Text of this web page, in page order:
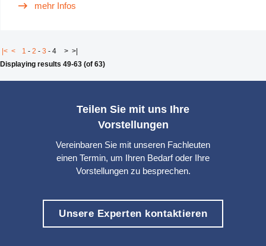
mehr Infos
|< < 1 - 2 - 3 - 4 > >|
Displaying results 49-63 (of 63)
Teilen Sie mit uns Ihre
Vorstellungen
Vereinbaren Sie mit unseren Fachleuten
einen Termin, um Ihren Bedarf oder Ihre
Vorstellungen zu besprechen.
Unsere Experten kontaktieren